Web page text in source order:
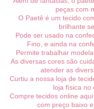
peças com
O Paetê é um tecido
brilhante
Pode ser usado na
Fino, e ainda na
Permite trabalhar
As diversas cores são
atender as
Curtiu a nossa loja de
loja física no
Compre tecidos online
com preço baixo